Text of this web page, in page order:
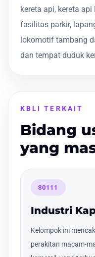
kereta api, kereta
fasilitas parkir,
lokomotif tambang
dan tempat duduk
KBLI TERKAIT
Bidang
yang
30111
Industri
Kelompok ini
perakitan macam-